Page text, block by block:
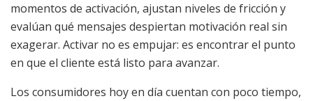
momentos de activación, ajustan niveles de fricción y
evalúan qué mensajes despiertan motivación real sin
exagerar. Activar no es empujar: es encontrar el punto
en que el cliente está listo para avanzar.
Los consumidores hoy en día cuentan con poco tiempo,